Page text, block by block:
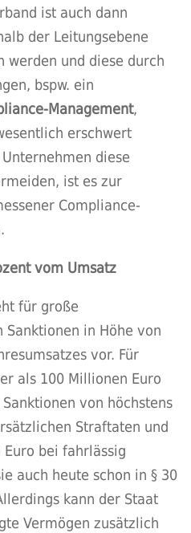
ist auch dann
der Leitungsebene
werden und diese durch
bspw. ein
Management,
erschwert
diese
ist es zur
Compliance-
vom Umsatz
für große
in Höhe von
vor. Für
als 100 Millionen Euro
von höchstens
Straftaten und
bei fahrlässig
auch heute schon in § 30
kann der Staat
Vermögen zusätzlich